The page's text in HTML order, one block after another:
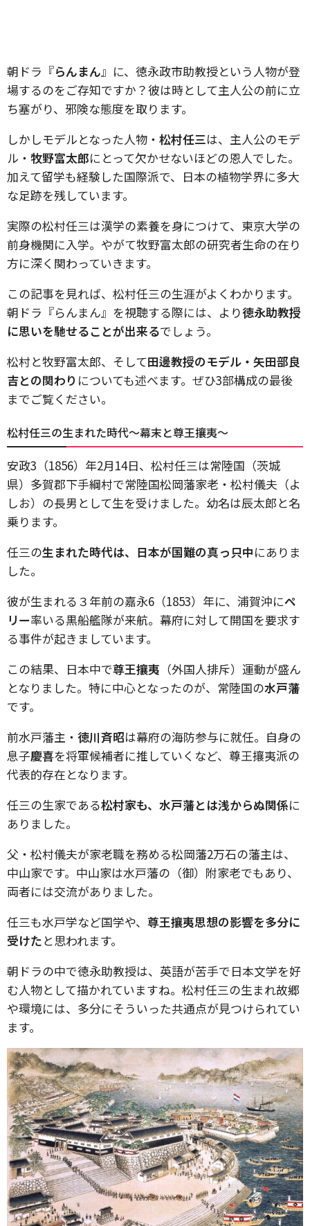
朝ドラ『らんまん』に、徳永政市助教授という人物が登
場するのをご存知ですか？彼は時として主人公の前に立
ち塞がり、邪険な態度を取ります。
しかしモデルとなった人物・ 松村任三は、主人公のモデ
ル・ 牧野富太郎にとって欠かせないほどの恩人でした。
加えて留学も経験した国際派で、日本の植物学界に多大
な足跡を残しています。
実際の松村任三は漢学の素養を身につけて、東京大学の
前身機関に入学。やがて牧野富太郎の研究者生命の在り
方に深く関わっていきます。
この記事を見れば、松村任三の生涯がよくわかります。
朝ドラ『らんまん』を視聴する際には、より徳永助教授
に思いを馳せることが出来るでしょう。
松村と牧野富太郎、そして田邊教授のモデル・矢田部良
吉との関わり についても述べます。ぜひ3部構成の最後
までご覧ください。
松村任三の生まれた時代〜幕末と尊王攘夷〜
安政3 （1856）年2月14日、松村任三は常陸国（茨城
県）多賀郡下手綱村で常陸国松岡藩家老・松村儀夫（よ
しお）の長男として生を受けました。幼名は辰太郎と名
乗ります。
任三の生まれた時代は、日本が国難の真っ只中にありま
した。
彼が生まれる３年前の嘉永6 （1853）年に、浦賀沖にペ
リー率いる黒船艦隊が来航。幕府に対して開国を要求す
る事件が起きましています。
この結果、日本中で尊王攘夷 （外国人排斥）運動が盛ん
となりました。特に中心となったのが、常陸国の水戸藩
です。
前水戸藩主・ 徳川斉昭は幕府の海防参与に就任。自身の
息子慶喜を将軍候補者に推していくなど、尊王攘夷派の
代表的存在となります。
任三の生家である松村家も、水戸藩とは浅からぬ関係に
ありました。
父・松村儀夫が家老職を務める松岡藩2万石の藩主は、
中山家です。中山家は水戸藩の（御）附家老でもあり、
両者には交流がありました。
任三も水戸学など国学や、 尊王攘夷思想の影響を多分に
受けたと思われます。
朝ドラの中で徳永助教授は、英語が苦手で日本文学を好
む人物として描かれていますね。松村任三の生まれ故郷
や環境には、多分にそういった共通点が見つけられてい
ます。